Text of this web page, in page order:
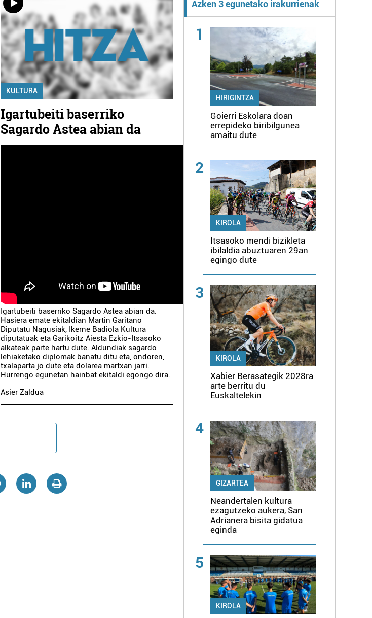
KULTURA
Igartubeiti baserriko
Sagardo Astea abian da
Igartubeiti baserriko Sagardo Astea abian da.
Hasiera emate ekitaldian Martin Garitano
Diputatu Nagusiak, Ikerne Badiola Kultura
diputatuak eta Garikoitz Aiesta Ezkio-Itsasoko
alkateak parte hartu dute. Aldundiak sagardo
lehiaketako diplomak banatu ditu eta, ondoren,
txalaparta jo dute eta dolarea martxan jarri.
Hurrengo egunetan hainbat ekitaldi egongo dira.
Asier Zaldua
Azken 3 egunetako irakurrienak
1
HIRIGINTZA
Goierri Eskolara doan
errepideko biribilgunea
amaitu dute
2
KIROLA
Itsasoko mendi bizikleta
ibilaldia abuztuaren 29an
egingo dute
3
KIROLA
Xabier Berasategik 2028ra
arte berritu du
Euskaltelekin
4
GIZARTEA
Neandertalen kultura
ezagutzeko aukera, San
Adrianera bisita gidatua
eginda
5
KIROLA